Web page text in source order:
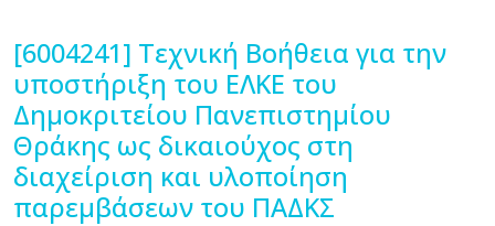
[6004241] Τεχνική Βοήθεια για την
υποστήριξη του ΕΛΚΕ του
Δημοκριτείου Πανεπιστημίου
Θράκης ως δικαιούχος στη
διαχείριση και υλοποίηση
παρεμβάσεων του ΠΑΔΚΣ